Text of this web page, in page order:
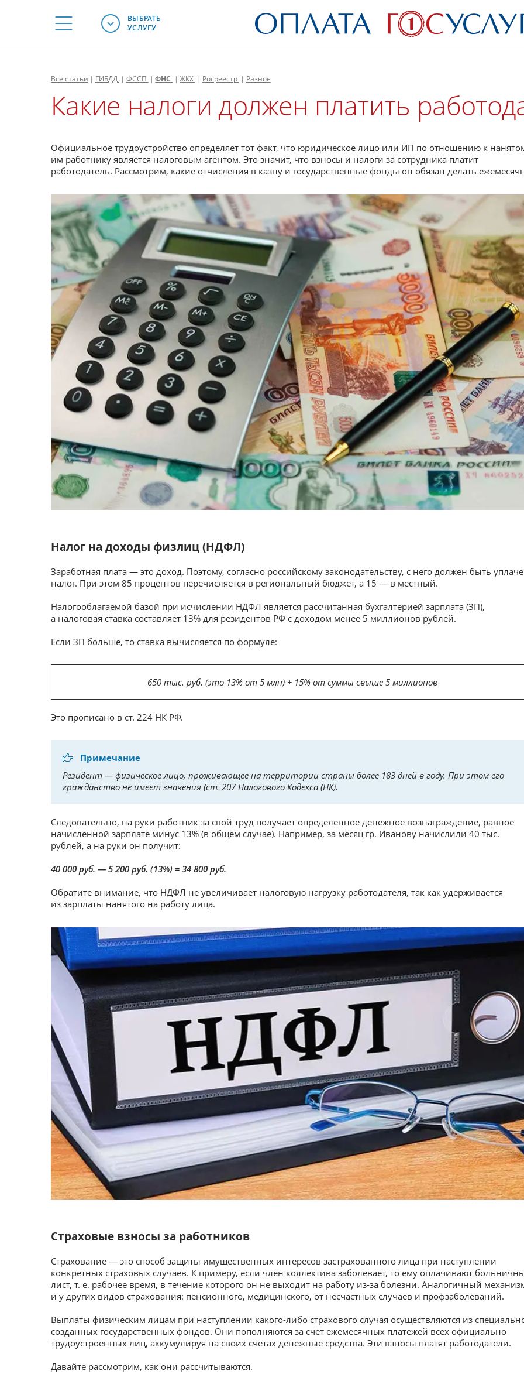
ВЫБРАТЬ
УСЛУГУ
Все статьи | ГИБДД | ФССП | ФНС | ЖКХ | Росреестр | Разное
Какие налоги должен платить
Официальное трудоустройство определяет тот факт, что юридическое лицо или ИП по отношению к
им работнику является налоговым агентом. Это значит, что взносы и налоги за сотрудника платит
работодатель. Рассмотрим, какие отчисления в казну и государственные фонды он обязан делать
Налог на доходы физлиц (НДФЛ)
Заработная плата — это доход. Поэтому, согласно российскому законодательству, с него должен быть
налог. При этом 85 процентов перечисляется в региональный бюджет, а 15 — в местный.
Налогооблагаемой базой при исчислении НДФЛ является рассчитанная бухгалтерией зарплата (ЗП),
а налоговая ставка составляет 13% для резидентов РФ с доходом менее 5 миллионов рублей.
Если ЗП больше, то ставка вычисляется по формуле:
650 тыс. руб. (это 13% от 5 млн) + 15% от суммы свыше 5 миллионов
Это прописано в ст. 224 НК РФ.
Примечание
Резидент — физическое лицо, проживающее на территории страны более 183 дней в году. При этом его
гражданство не имеет значения (ст. 207 Налогового Кодекса (НК).
Следовательно, на руки работник за свой труд получает определённое денежное вознаграждение, равное
начисленной зарплате минус 13% (в общем случае). Например, за месяц гр. Иванову начислили 40 тыс.
рублей, а на руки он получит:
40 000 руб. — 5 200 руб. (13%) = 34 800 руб.
Обратите внимание, что НДФЛ не увеличивает налоговую нагрузку работодателя, так как удерживается
из зарплаты нанятого на работу лица.
Страховые взносы за работников
Страхование — это способ защиты имущественных интересов застрахованного лица при наступлении
конкретных страховых случаев. К примеру, если член коллектива заболевает, то ему оплачивают
лист, т. е. рабочее время, в течение которого он не выходит на работу из-за болезни. Аналогичный
и у других видов страхования: пенсионного, медицинского, от несчастных случаев и профзаболеваний.
Выплаты физическим лицам при наступлении какого-либо страхового случая осуществляются из
созданных государственных фондов. Они пополняются за счёт ежемесячных платежей всех официально
трудоустроенных лиц, аккумулируя на своих счетах денежные средства. Эти взносы платят работодатели.
Давайте рассмотрим, как они рассчитываются.